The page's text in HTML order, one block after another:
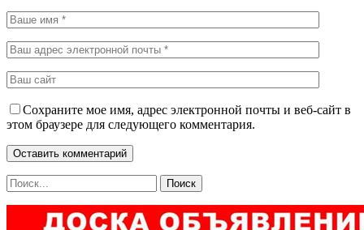
Сохраните мое имя, адрес электронной почты и веб-сайт в
этом браузере для следующего комментария.